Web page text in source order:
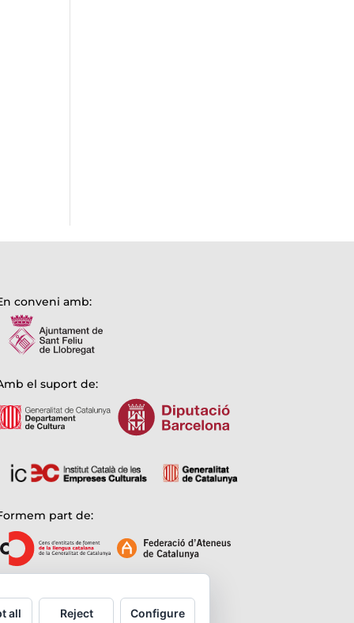
conveni amb:
el suport de:
part de:
all Reject Configure